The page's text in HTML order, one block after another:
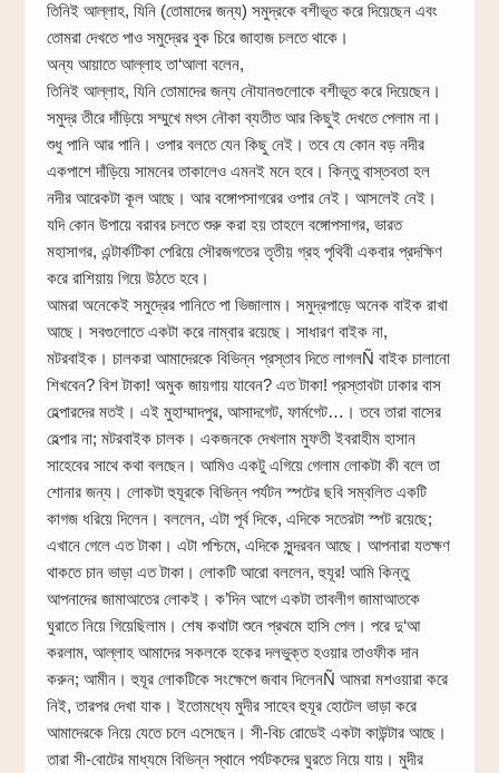
তিনিই আল্লাহ, যিনি (তোমাদের জন্য) সমুদ্রকে বশীভূত করে দিয়েছেন এবং
তোমরা দেখতে পাও সমুদ্রের বুক চিরে জাহাজ চলতে থাকে।
অন্য আয়াতে আল্লাহ তা‘আলা বলেন,
তিনিই আল্লাহ, যিনি তোমাদের জন্য নৌযানগুলোকে বশীভূত করে দিয়েছেন।
সমুদ্র তীরে দাঁড়িয়ে সম্মুখে মৎস নৌকা ব্যতীত আর কিছুই দেখতে পেলাম না।
শুধু পানি আর পানি। ওপার বলতে যেন কিছু নেই। তবে যে কোন বড় নদীর
একপাশে দাঁড়িয়ে সামনের তাকালেও এমনই মনে হবে। কিন্তু বাস্তবতা হল
নদীর আরেকটা কূল আছে। আর বঙ্গোপসাগরের ওপার নেই। আসলেই নেই।
যদি কোন উপায়ে বরাবর চলতে শুরু করা হয় তাহলে বঙ্গোপসাগর, ভারত
মহাসাগর, এন্টার্কটিকা পেরিয়ে সৌরজগতের তৃতীয় গ্রহ পৃথিবী একবার প্রদক্ষিণ
করে রাশিয়ায় গিয়ে উঠতে হবে।
আমরা অনেকেই সমুদ্রের পানিতে পা ভিজালাম। সমুদ্রপাড়ে অনেক বাইক রাখা
আছে। সবগুলোতে একটা করে নাম্বার রয়েছে। সাধারণ বাইক না,
মটরবাইক। চালকরা আমাদেরকে বিভিন্ন প্রস্তাব দিতে লাগলÑ বাইক চালানো
শিখবেন? বিশ টাকা! অমুক জায়গায় যাবেন? এত টাকা! প্রস্তাবটা ঢাকার বাস
হেল্পারদের মতই। এই মুহাম্মাদপুর, আসাদগেট, ফার্মগেট…। তবে তারা বাসের
হেল্পার না; মটরবাইক চালক। একজনকে দেখলাম মুফতী ইবরাহীম হাসান
সাহেবের সাথে কথা বলছেন। আমিও একটু এগিয়ে গেলাম লোকটা কী বলে তা
শোনার জন্য। লোকটা হুযূরকে বিভিন্ন পর্যটন স্পটের ছবি সম্বলিত একটি
কাগজ ধরিয়ে দিলেন। বললেন, এটা পূর্ব দিকে, এদিকে সতেরটা স্পট রয়েছে;
এখানে গেলে এত টাকা। এটা পশ্চিমে, এদিকে সুন্দরবন আছে। আপনারা যতক্ষণ
থাকতে চান ভাড়া এত টাকা। লোকটি আরো বললেন, হুযূর! আমি কিন্তু
আপনাদের জামাআতের লোকই। ক’দিন আগে একটা তাবলীগ জামাআতকে
ঘুরাতে নিয়ে গিয়েছিলাম। শেষ কথাটা শুনে প্রথমে হাসি পেল। পরে দু‘আ
করলাম, আল্লাহ আমাদের সকলকে হকের দলভুক্ত হওয়ার তাওফীক দান
করুন; আমীন। হুযূর লোকটিকে সংক্ষেপে জবাব দিলেনÑ আমরা মশওয়ারা করে
নিই, তারপর দেখা যাক। ইতোমধ্যে মুদীর সাহেব হুযূর হোটেল ভাড়া করে
আমাদেরকে নিয়ে যেতে চলে এসেছেন। সী-বিচ রোডেই একটা কাউন্টার আছে।
তারা সী-বোটের মাধ্যমে বিভিন্ন স্থানে পর্যটকদের ঘুরতে নিয়ে যায়। মুদীর